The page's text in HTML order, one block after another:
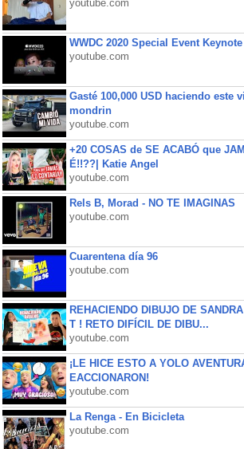
youtube.com
WWDC 2020 Special Event
youtube.com
Gasté 100,000 USD haciendo este
mondrin
youtube.com
+20 COSAS de SE ACABÓ que
É!!??| Katie Angel
youtube.com
Rels B, Morad - NO TE IMAGINAS
youtube.com
Cuarentena día 96
youtube.com
REHACIENDO DIBUJO DE
T ! RETO DIFÍCIL DE DIBU...
youtube.com
¡LE HICE ESTO A YOLO
EACCIONARON!
youtube.com
La Renga - En Bicicleta
youtube.com